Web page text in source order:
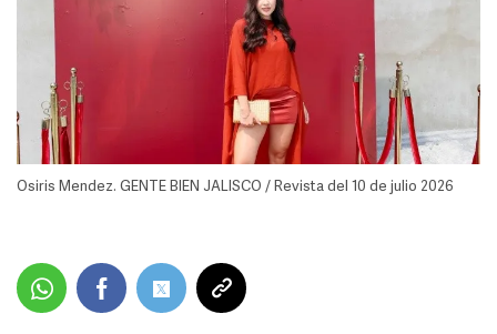
Osiris Mendez. GENTE BIEN JALISCO / Revista del 10 de julio 2026